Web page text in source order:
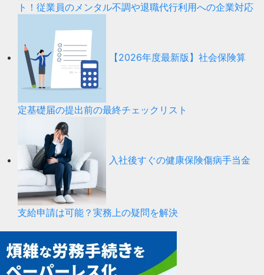
ト！従業員のメンタル不調や退職代行利用への企業対応
【2026年度最新版】社会保険算
定基礎届の提出前の最終チェックリスト
入社後すぐの健康保険傷病手当金
支給申請は可能？実務上の疑問を解決